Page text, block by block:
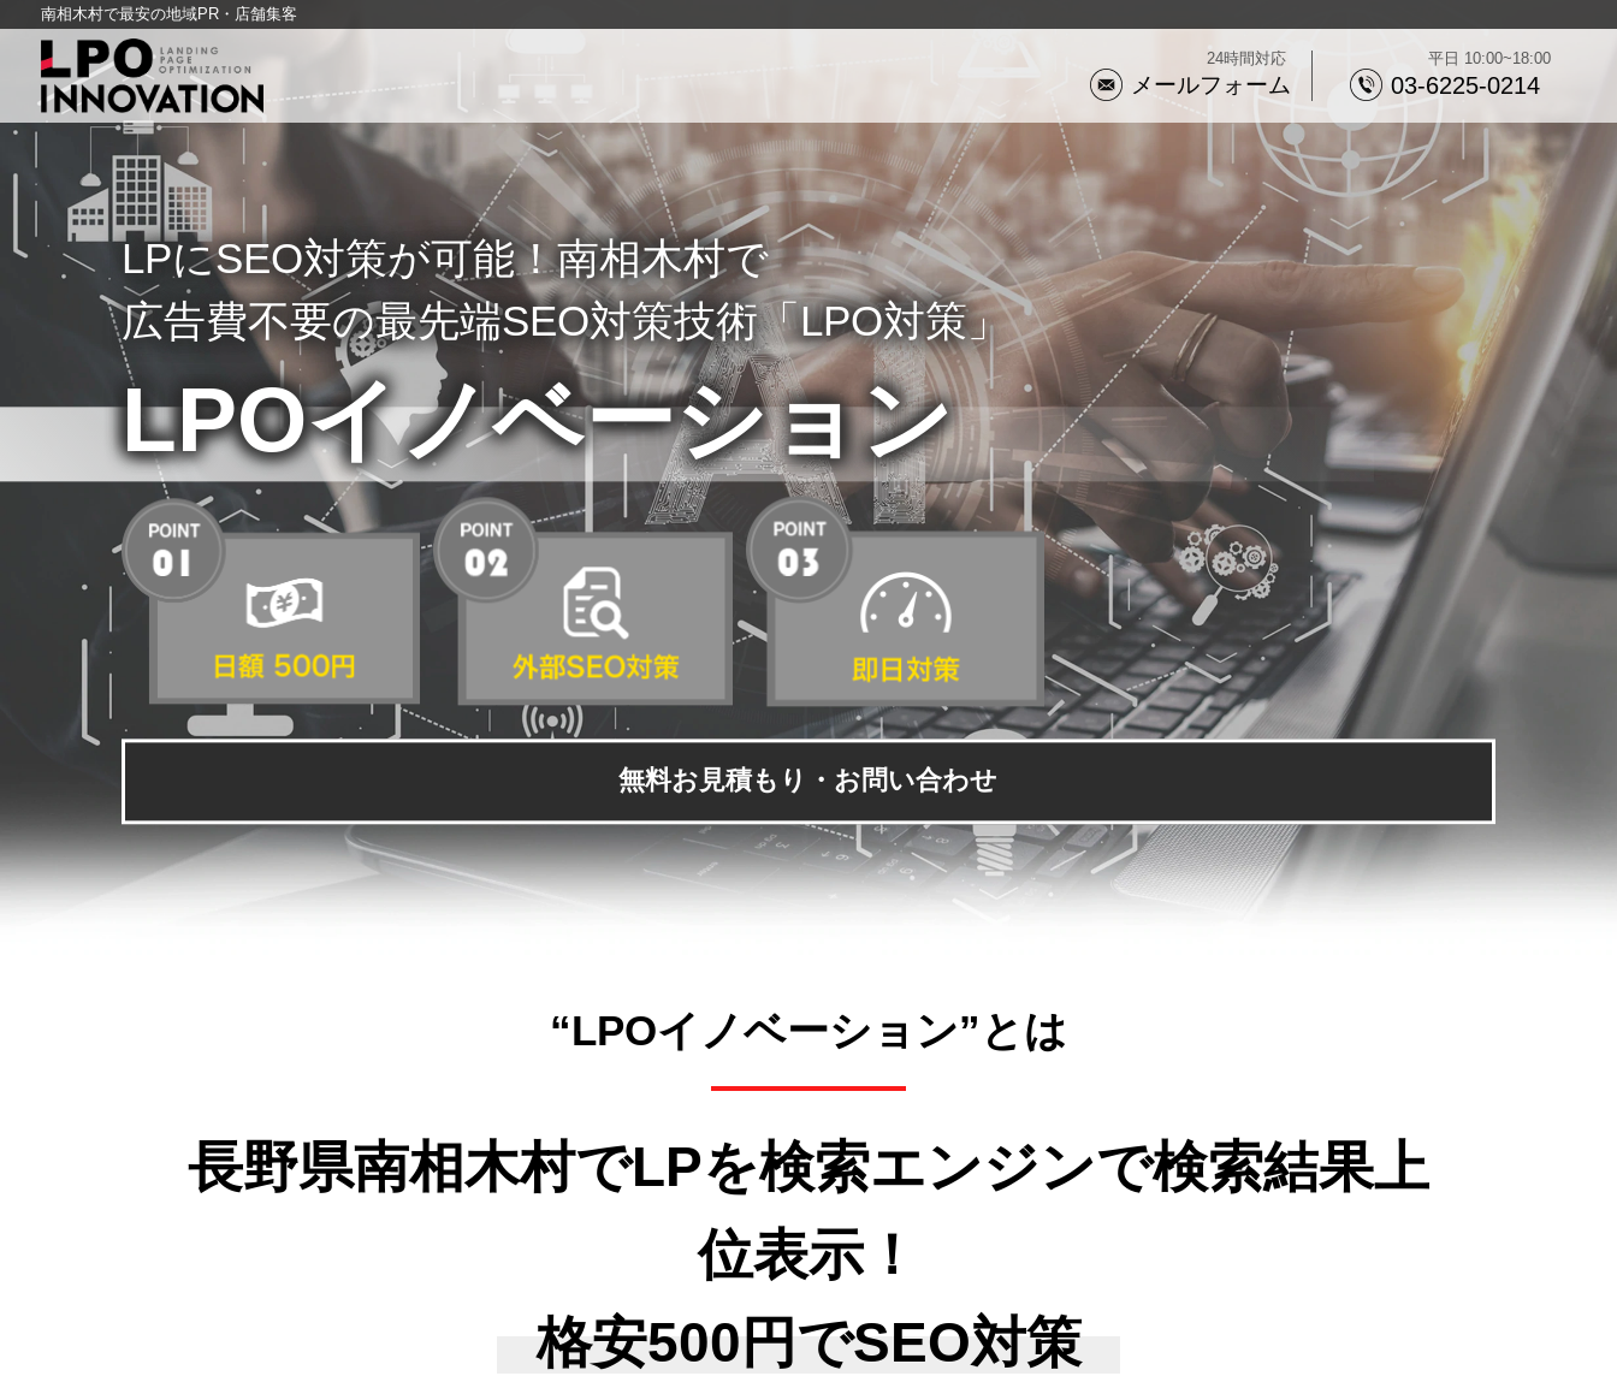
南相木村で最安の地域PR・店舗集客
24時間対応
メールフォーム
平日 10:00~18:00
03-6225-0214
LPにSEO対策が可能！南相木村で
広告費不要の最先端SEO対策技術「LPO対策」
LPOイノベーション
無料お見積もり・お問い合わせ
“LPOイノベーション”とは
長野県南相木村でLPを検索エンジンで検索結果上
位表示！
格安500円でSEO対策